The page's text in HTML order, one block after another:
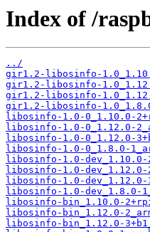
Index of /
../
gir1.2-libosinfo-
gir1.2-libosinfo-
gir1.2-libosinfo-
gir1.2-libosinfo-
libosinfo-1.0-0_1.10.0-
libosinfo-1.0-0_1.12.0-
libosinfo-1.0-0_1.12.0-
libosinfo-1.0-0_1.8.0-
libosinfo-1.0-dev_1.10.0-
libosinfo-1.0-dev_1.12.0-
libosinfo-1.0-dev_1.12.0-
libosinfo-1.0-dev_1.8.0-
libosinfo-bin_1.10.0-
libosinfo-bin_1.12.0-
libosinfo-bin_1.12.0-